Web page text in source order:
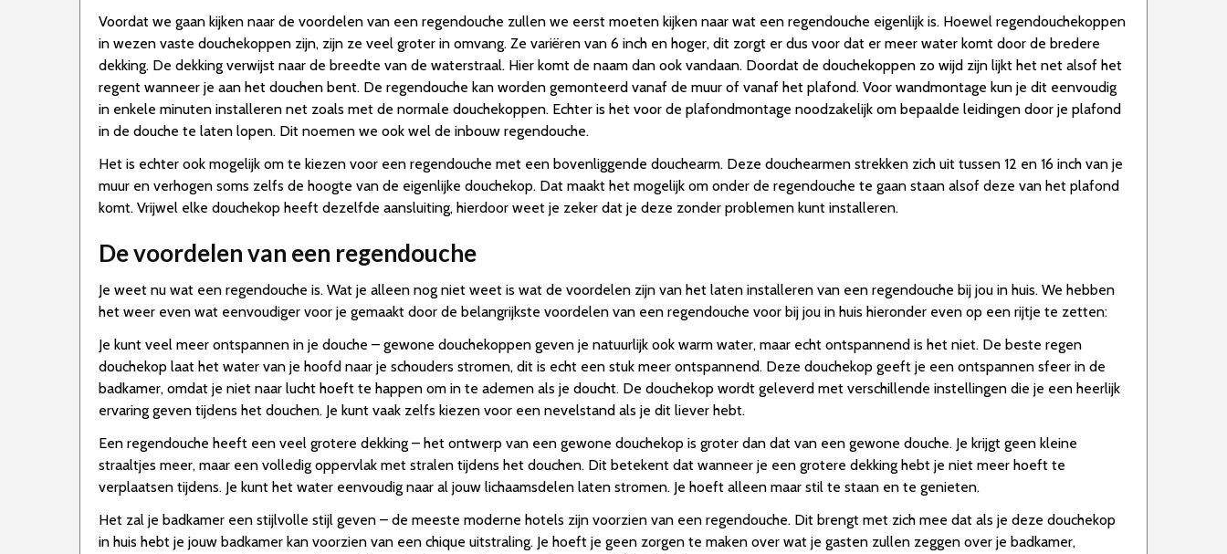
Voordat we gaan kijken naar de voordelen van een regendouche zullen we eerst moeten kijken naar wat een regendouche eigenlijk is. Hoewel regendouchekoppen
in wezen vaste douchekoppen zijn, zijn ze veel groter in omvang. Ze variëren van 6 inch en hoger, dit zorgt er dus voor dat er meer water komt door de bredere
dekking. De dekking verwijst naar de breedte van de waterstraal. Hier komt de naam dan ook vandaan. Doordat de douchekoppen zo wijd zijn lijkt het net alsof het
regent wanneer je aan het douchen bent. De regendouche kan worden gemonteerd vanaf de muur of vanaf het plafond. Voor wandmontage kun je dit eenvoudig
in enkele minuten installeren net zoals met de normale douchekoppen. Echter is het voor de plafondmontage noodzakelijk om bepaalde leidingen door je plafond
in de douche te laten lopen. Dit noemen we ook wel de inbouw regendouche.
Het is echter ook mogelijk om te kiezen voor een regendouche met een bovenliggende douchearm. Deze douchearmen strekken zich uit tussen 12 en 16 inch van je
muur en verhogen soms zelfs de hoogte van de eigenlijke douchekop. Dat maakt het mogelijk om onder de regendouche te gaan staan alsof deze van het plafond
komt. Vrijwel elke douchekop heeft dezelfde aansluiting, hierdoor weet je zeker dat je deze zonder problemen kunt installeren.
De voordelen van een regendouche
Je weet nu wat een regendouche is. Wat je alleen nog niet weet is wat de voordelen zijn van het laten installeren van een regendouche bij jou in huis. We hebben
het weer even wat eenvoudiger voor je gemaakt door de belangrijkste voordelen van een regendouche voor bij jou in huis hieronder even op een rijtje te zetten:
Je kunt veel meer ontspannen in je douche – gewone douchekoppen geven je natuurlijk ook warm water, maar echt ontspannend is het niet. De beste regen
douchekop laat het water van je hoofd naar je schouders stromen, dit is echt een stuk meer ontspannend. Deze douchekop geeft je een ontspannen sfeer in de
badkamer, omdat je niet naar lucht hoeft te happen om in te ademen als je doucht. De douchekop wordt geleverd met verschillende instellingen die je een heerlijk
ervaring geven tijdens het douchen. Je kunt vaak zelfs kiezen voor een nevelstand als je dit liever hebt.
Een regendouche heeft een veel grotere dekking – het ontwerp van een gewone douchekop is groter dan dat van een gewone douche. Je krijgt geen kleine
straaltjes meer, maar een volledig oppervlak met stralen tijdens het douchen. Dit betekent dat wanneer je een grotere dekking hebt je niet meer hoeft te
verplaatsen tijdens. Je kunt het water eenvoudig naar al jouw lichaamsdelen laten stromen. Je hoeft alleen maar stil te staan en te genieten.
Het zal je badkamer een stijlvolle stijl geven – de meeste moderne hotels zijn voorzien van een regendouche. Dit brengt met zich mee dat als je deze douchekop
in huis hebt je jouw badkamer kan voorzien van een chique uitstraling. Je hoeft je geen zorgen te maken over wat je gasten zullen zeggen over je badkamer,